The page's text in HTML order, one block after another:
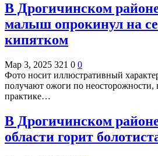
В Дрогичинском
малыш опрокинул на
кипятком
Мар 3, 2025 321 0 0
Фото носит иллюстративный
получают ожоги по неосторожности,
практике…
В Дрогичинском
области горит